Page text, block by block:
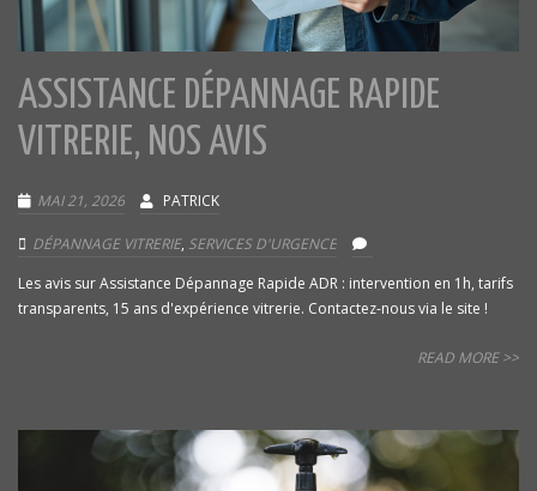
ASSISTANCE DÉPANNAGE RAPIDE
VITRERIE, NOS AVIS
MAI 21, 2026 PATRICK
DÉPANNAGE VITRERIE, SERVICES D'URGENCE
Les avis sur Assistance Dépannage Rapide ADR : intervention en 1h, tarifs
transparents, 15 ans d'expérience vitrerie. Contactez-nous via le site !
READ MORE >>